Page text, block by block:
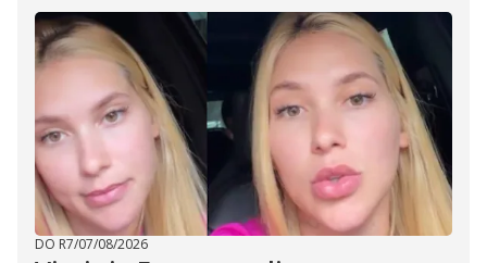
DO R7/07/08/2026